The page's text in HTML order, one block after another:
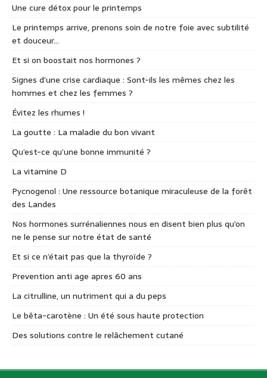
Une cure détox pour le printemps
Le printemps arrive, prenons soin de notre foie avec subtilité
et douceur…
Et si on boostait nos hormones ?
Signes d’une crise cardiaque : Sont-ils les mêmes chez les
hommes et chez les femmes ?
Évitez les rhumes !
La goutte : La maladie du bon vivant
Qu’est-ce qu’une bonne immunité ?
La vitamine D
Pycnogenol : Une ressource botanique miraculeuse de la forêt
des Landes
Nos hormones surrénaliennes nous en disent bien plus qu’on
ne le pense sur notre état de santé
Et si ce n’était pas que la thyroïde ?
Prevention anti age apres 60 ans
La citrulline, un nutriment qui a du peps
Le bêta-carotène : Un été sous haute protection
Des solutions contre le relâchement cutané